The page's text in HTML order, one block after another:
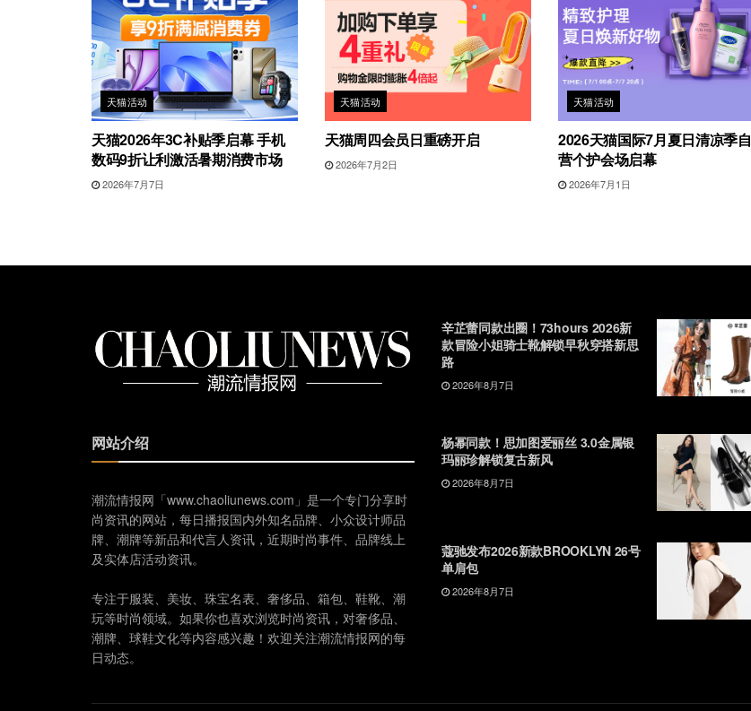
天猫活动
天猫2026年3C补贴季启幕 手机
数码9折让利激活暑期消费市场
2026年7月7日
天猫活动
天猫周四会员日重磅开启
2026年7月2日
天猫活动
2026天猫国际7月夏日清凉季自
营个护会场启幕
2026年7月1日
网站介绍
潮流情报网「www.chaoliunews.com」是一个专门分享时
尚资讯的网站，每日播报国内外知名品牌、小众设计师品
牌、潮牌等新品和代言人资讯，近期时尚事件、品牌线上
及实体店活动资讯。
专注于服装、美妆、珠宝名表、奢侈品、箱包、鞋靴、潮
玩等时尚领域。如果你也喜欢浏览时尚资讯，对奢侈品、
潮牌、球鞋文化等内容感兴趣！欢迎关注潮流情报网的每
日动态。
辛芷蕾同款出圈！73hours 2026新
款冒险小姐骑士靴解锁早秋穿搭新思
路
2026年8月7日
杨幂同款！思加图爱丽丝 3.0金属银
玛丽珍解锁复古新风
2026年8月7日
蔻驰发布2026新款BROOKLYN 26号
单肩包
2026年8月7日